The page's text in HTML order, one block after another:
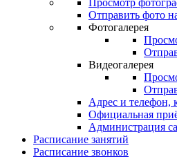
Отправить фото
Фотогалерея
Видеогалерея
Адрес и телефон,
Официальная
Администрация
Расписание занятий
Расписание звонков